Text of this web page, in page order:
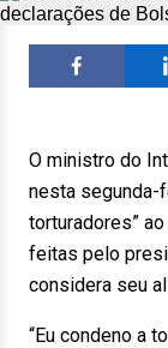
O ministro do
nesta segunda-
torturadores”
feitas pelo
considera seu
“Eu condeno a